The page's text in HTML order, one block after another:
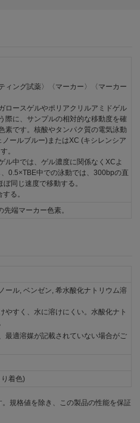
ィング試薬〉〈マーカー〉〈マーカー
ロースゲルやポリアクリルアミドゲル
際に、サンプルの相対的な移動度を確
素です。核酸やタンパク質の電気泳動
ールブルー)またはXC (キシレンシア
。
ル中では、ゲル濃度に関係なくXCよ
0.5×TBE中での泳動では、300bpの直
同じ速度で移動する。
る。
端マーカー色素。
ール, ベンゼン, 希水酸化ナトリウム溶
やすく、水に溶けにくい。水酸化ナト
最適溶媒が記載されていない場合がご
着色)
。規格値を除き、この製品の性能を保証